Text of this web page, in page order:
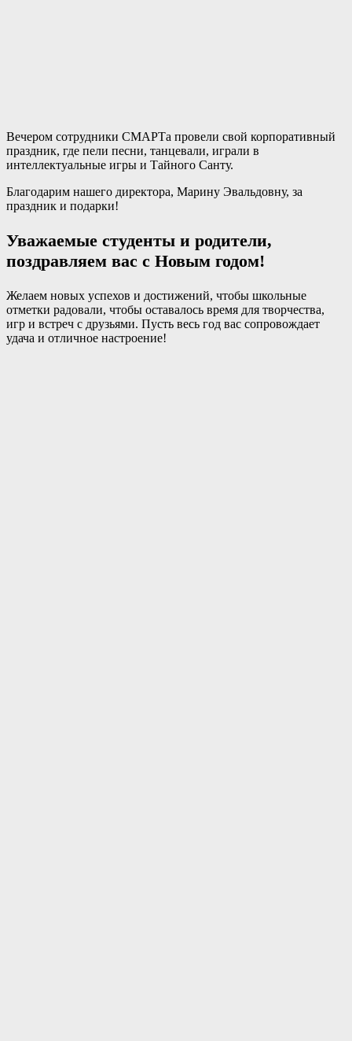
Вечером сотрудники СМАРТа провели свой корпоративный
праздник, где пели песни, танцевали, играли в
интеллектуальные игры и Тайного Санту.
Благодарим нашего директора, Марину Эвальдовну, за
праздник и подарки!
Уважаемые студенты и родители,
поздравляем вас с Новым годом!
Желаем новых успехов и достижений, чтобы школьные
отметки радовали, чтобы оставалось время для творчества,
игр и встреч с друзьями. Пусть весь год вас сопровождает
удача и отличное настроение!